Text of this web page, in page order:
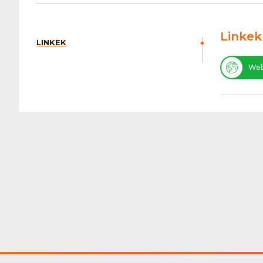
LINKEK Linkek